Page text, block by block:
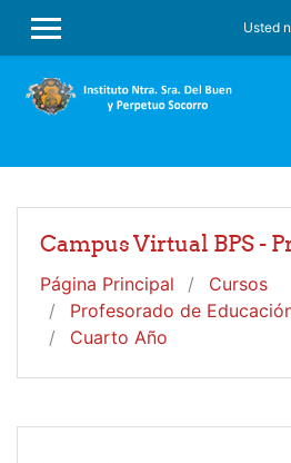
PANEL LATERAL
Usted
Campus Virtual BPS -
Página Principal
Cursos
Profesorado de
Cuarto Año